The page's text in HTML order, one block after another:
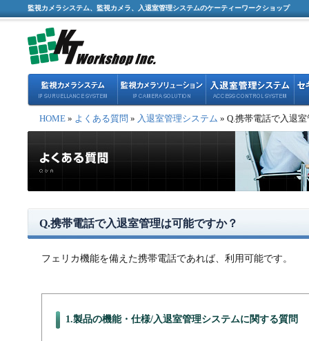
監視カメラシステム、監視カメラ、入退室管理システムのケーティーワークショップ
HOME » よくある質問 » 入退室管理システム » Q.携帯電話で入退
Q.携帯電話で入退室管理は可能ですか？
フェリカ機能を備えた携帯電話であれば、利用可能です。
1.製品の機能・仕様/入退室管理システムに関する質問